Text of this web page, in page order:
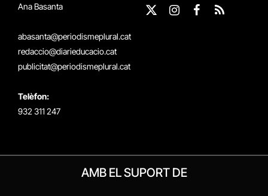
Ana Basanta
abasanta@periodismeplural.cat
redaccio@diarieducacio.cat
publicitat@periodismeplural.cat
Telèfon:
932 311 247
X
Instagram
Facebook
RSS
AMB EL SUPORT DE